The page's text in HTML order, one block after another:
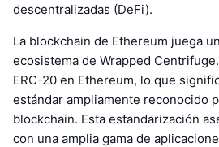
descentralizadas (DeFi).
La blockchain de Ethereum juega
ecosistema de Wrapped
ERC-20 en Ethereum, lo que
estándar ampliamente reconocido
blockchain. Esta estandarización
con una amplia gama de